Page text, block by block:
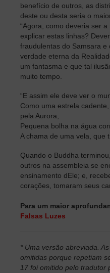
benefício de outros, as
deste ou desta seria o
“Agora, como deveria ser
explicar estas linhas?
fraudulentas do Samsara e
verdade eterna da
um fantasma e que tal
muito tempo.
“E assim ele deve ver o
Como uma estrela
pela Aurora,
Pequena bolha na água
A chama de uma vela, que
Quando o Buddha
outros na assembleia se
ensinamento dEle; e,
corações, tomaram seus
Para um maior
Falsas Luzes
* Uma versão abreviada.
omitidas porque repetiam
17 foi omitido pelo tradutor